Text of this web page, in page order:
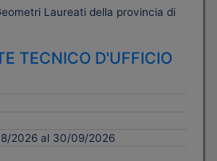
Laureati della provincia di
TECNICO D'UFFICIO
2026 al 30/09/2026